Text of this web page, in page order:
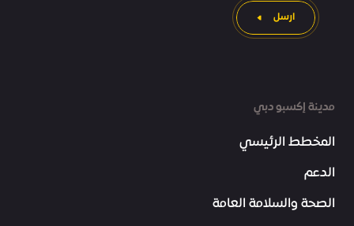
مدينة إكسبو دبي
المخطط الرئيسي
الدعم
الصحة والسلامة العامة
ارسل